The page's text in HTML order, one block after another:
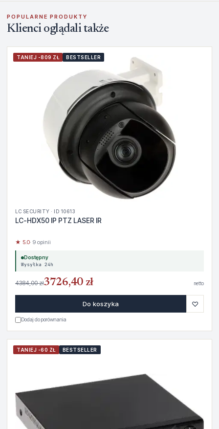
POPULARNE PRODUKTY
Klienci oglądali także
TANIEJ -809 ZŁ BESTSELLER
LC SECURITY · ID 10613
LC-HDX50 IP PTZ LASER IR
★ 5.0· 9 opinii
Dostępny
Wysyłka 24h
4384,00 zł3726,40 zł netto
Do koszyka ♡
Dodaj do porównania
TANIEJ -60 ZŁ BESTSELLER